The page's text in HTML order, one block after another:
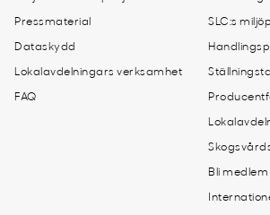
Pressmaterial
Dataskydd
Lokalavdelningars verksamhet
FAQ
SLC:s
Bli medlem